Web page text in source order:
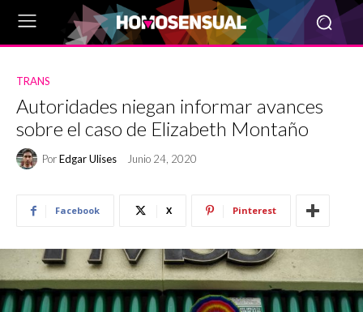
TRANS
Autoridades niegan informar avances
sobre el caso de Elizabeth Montaño
PorEdgar Ulises Junio 24, 2020
Facebook X Pinterest